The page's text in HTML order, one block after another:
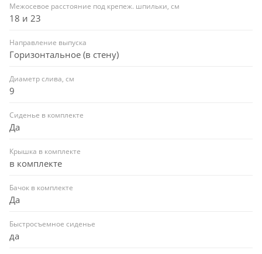
Межосевое расстояние под крепеж. шпильки, см
18 и 23
Направление выпуска
Горизонтальное (в стену)
Диаметр слива, см
9
Сиденье в комплекте
Да
Крышка в комплекте
в комплекте
Бачок в комплекте
Да
Быстросъемное сиденье
да